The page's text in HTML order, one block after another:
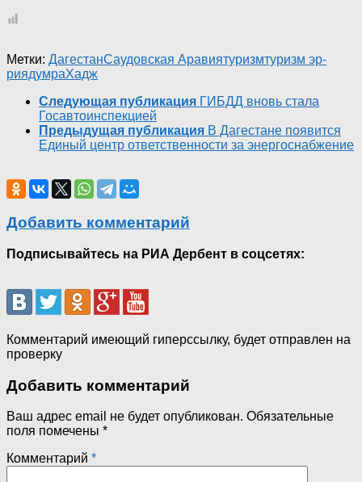
Метки: ДагестанСаудовская Аравиятуризмтуризм эр-
риядумраХадж
Следующая публикация ГИБДД вновь стала
Госавтоинспекцией
Предыдущая публикация В Дагестане появится
Единый центр ответственности за энергоснабжение
Добавить комментарий
Подписывайтесь на РИА Дербент в соцсетях:
Комментарий имеющий гиперссылку, будет отправлен на
проверку
Добавить комментарий
Ваш адрес email не будет опубликован. Обязательные
поля помечены *
Комментарий *